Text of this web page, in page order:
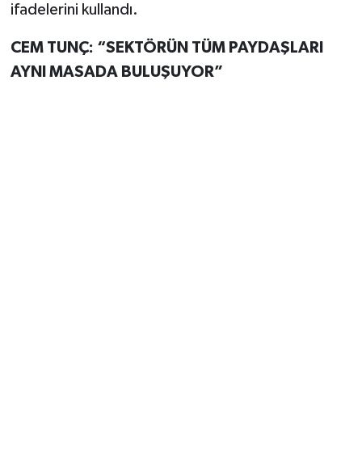
ifadelerini kullandı.
CEM TUNÇ: “SEKTÖRÜN TÜM PAYDAŞLARI
AYNI MASADA BULUŞUYOR”